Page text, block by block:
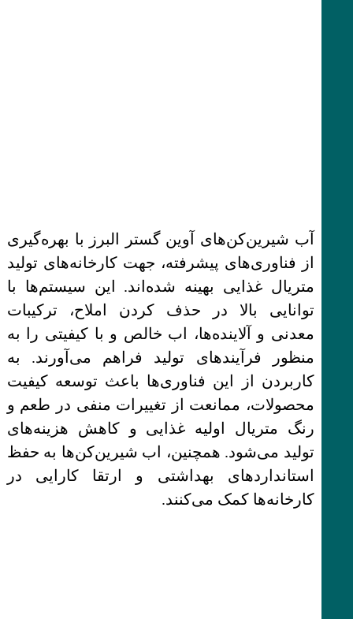
آب شیرین‌کن‌های آوین گستر البرز با بهره‌گیری
از فناوری‌های پیشرفته، جهت کارخانه‌های تولید
متریال غذایی بهینه شده‌اند. این سیستم‌ها با
توانایی بالا در حذف کردن املاح، ترکیبات
معدنی و آلاینده‌ها، اب خالص و با کیفیتی را به
منظور فرآیندهای تولید فراهم می‌آورند. به
کاربردن از این فناوری‌ها باعث توسعه کیفیت
محصولات، ممانعت از تغییرات منفی در طعم و
رنگ متریال اولیه غذایی و کاهش هزینه‌های
تولید می‌شود. همچنین، اب شیرین‌کن‌ها به حفظ
استانداردهای بهداشتی و ارتقا کارایی در
کارخانه‌ها کمک می‌کنند.